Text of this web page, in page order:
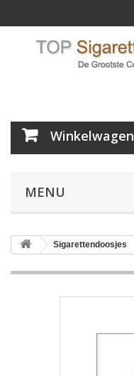
Winkelwagen
MENU
Sigarettendoosjes